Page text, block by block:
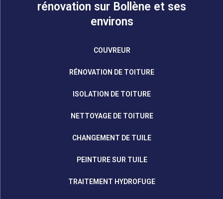
rénovation sur Bollène et ses
environs
COUVREUR
RÉNOVATION DE TOITURE
ISOLATION DE TOITURE
NETTOYAGE DE TOITURE
CHANGEMENT DE TUILE
PEINTURE SUR TUILE
TRAITEMENT HYDROFUGE